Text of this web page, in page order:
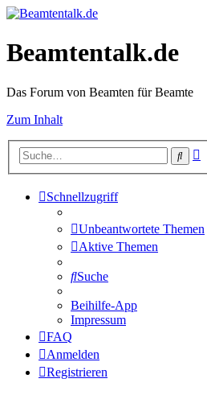
Beamtentalk.de
Das Forum von Beamten für Beamte
Zum Inhalt
Suche
Schnellzugriff
Unbeantwortete Themen
Aktive Themen
Suche
Beihilfe-App
Impressum
FAQ
Anmelden
Registrieren